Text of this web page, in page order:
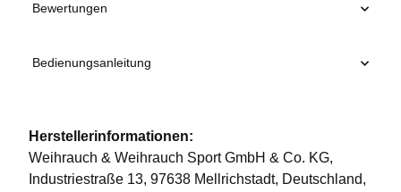
Bewertungen
Bedienungsanleitung
Herstellerinformationen:
Weihrauch & Weihrauch Sport GmbH & Co. KG,
Industriestraße 13, 97638 Mellrichstadt, Deutschland,